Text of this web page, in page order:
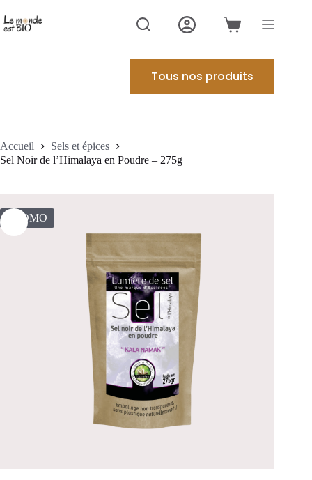
au
contenu
Panier
Tous nos produits
Accueil
Sels et épices
Sel Noir de l’Himalaya en Poudre – 275g
PROMO